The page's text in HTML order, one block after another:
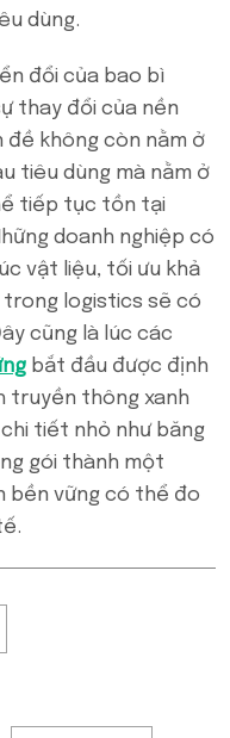
dùng.
đổi của bao bì
thay đổi của nền
đề không còn nằm ở
tiêu dùng mà nằm ở
tiếp tục tồn tại
doanh nghiệp có
vật liệu, tối ưu khả
trong logistics sẽ có
cũng là lúc các
bắt đầu được định
truyền thông xanh
tiết nhỏ như băng
gói thành một
bền vững có thể đo